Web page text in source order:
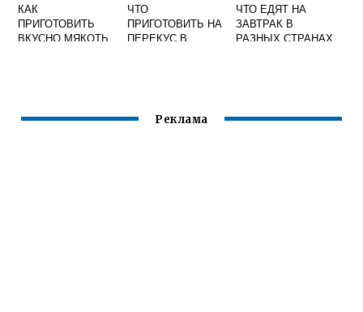
КАК
ПРИГОТОВИТЬ
ВКУСНО МЯКОТЬ
ЧТО
ПРИГОТОВИТЬ НА
ПЕРЕКУС В
ЧТО ЕДЯТ НА
ЗАВТРАК В
РАЗНЫХ СТРАНАХ
Реклама